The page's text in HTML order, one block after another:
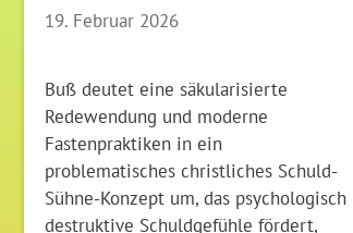
19. Februar 2026
Buß deutet eine säkularisierte
Redewendung und moderne
Fastenpraktiken in ein
problematisches christliches Schuld-
Sühne-Konzept um, das psychologisch
destruktive Schuldgefühle fördert,